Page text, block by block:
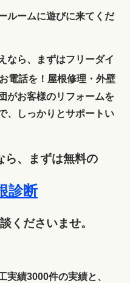
ルームに遊びに来てくだ
なら、まずはフリーダイ
電話を！屋根修理・外壁
がお客様のリフォームを
、しっかりとサポートい
、まずは無料の
診断
くださいませ。
実績3000件の実績と、